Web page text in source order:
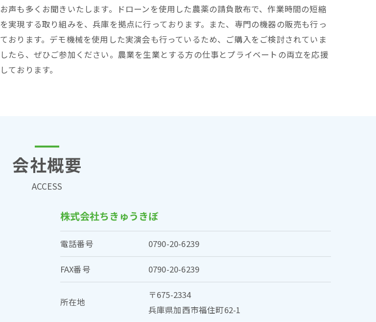
お声も多くお聞きいたします。ドローンを使用した農薬の請負散布で、作業時間の短縮
を実現する取り組みを、兵庫を拠点に行っております。また、専門の機器の販売も行っ
ております。デモ機械を使用した実演会も行っているため、ご購入をご検討されていま
したら、ぜひご参加ください。農業を生業とする方の仕事とプライベートの両立を応援
しております。
会社概要
ACCESS
株式会社ちきゅうきぼ
電話番号 0790-20-6239
FAX番号 0790-20-6239
所在地
〒675-2334
兵庫県加西市福住町62-1